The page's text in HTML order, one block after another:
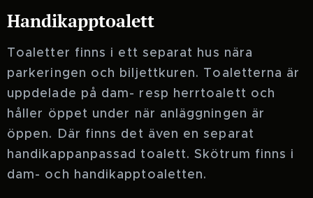
Handikapptoalett
Toaletter finns i ett separat hus nära
parkeringen och biljettkuren. Toaletterna är
uppdelade på dam- resp herrtoalett och
håller öppet under när anläggningen är
öppen. Där finns det även en separat
handikappanpassad toalett. Skötrum finns i
dam- och handikapptoaletten.